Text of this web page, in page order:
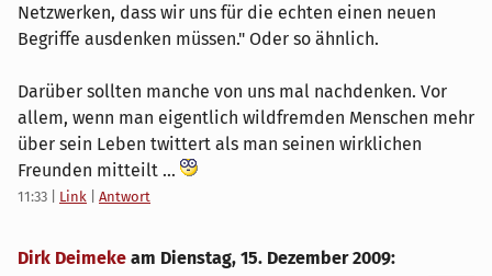
Netzwerken, dass wir uns für die echten einen neuen
Begriffe ausdenken müssen." Oder so ähnlich.
Darüber sollten manche von uns mal nachdenken. Vor
allem, wenn man eigentlich wildfremden Menschen mehr
über sein Leben twittert als man seinen wirklichen
Freunden mitteilt ...
11:33 Link Antwort
Dirk Deimeke am Dienstag, 15. Dezember 2009: